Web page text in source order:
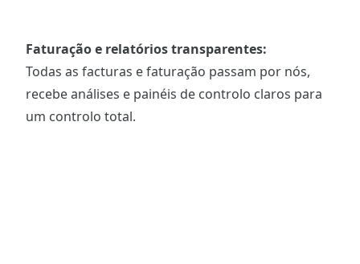
Faturação e relatórios transparentes:
Todas as facturas e faturação passam por nós,
recebe análises e painéis de controlo claros para
um controlo total.